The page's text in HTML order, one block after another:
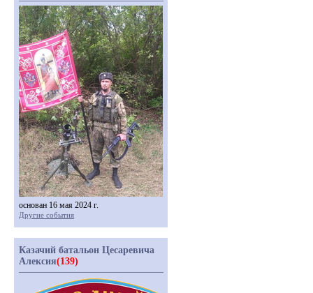
основан 16 мая 2024 г.
Другие события
Казачий батальон Цесаревича
Алексия(139)